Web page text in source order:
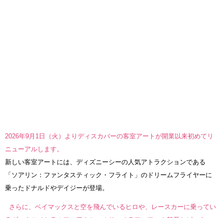
2026年9月1日（火）よりディスカバーの客室アートが開業以来初めてリ
ニューアルします。
新しい客室アートには、ディズニーシーの人気アトラクションである
「ソアリン：ファンタスティック・フライト」のドリームフライヤーに
乗ったドナルドやデイジーが登場。
さらに、ベイマックスと空を飛んでいるヒロや、レースカーに乗ってい